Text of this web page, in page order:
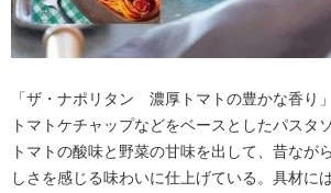
「ザ・ナポリタン 濃厚トマトの豊かな香り
トマトケチャップなどをベースとしたパスタ
トマトの酸味と野菜の甘味を出して、昔なが
しさを感じる味わいに仕上げている。具材に